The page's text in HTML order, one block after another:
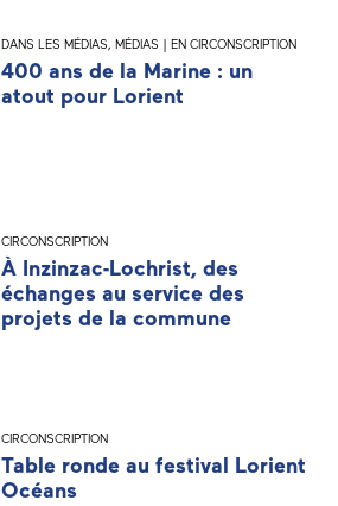
DANS LES MÉDIAS, MÉDIAS | EN CIRCONSCRIPTION
400 ans de la Marine : un
atout pour Lorient
CIRCONSCRIPTION
À Inzinzac-Lochrist, des
échanges au service des
projets de la commune
CIRCONSCRIPTION
Table ronde au festival Lorient
Océans